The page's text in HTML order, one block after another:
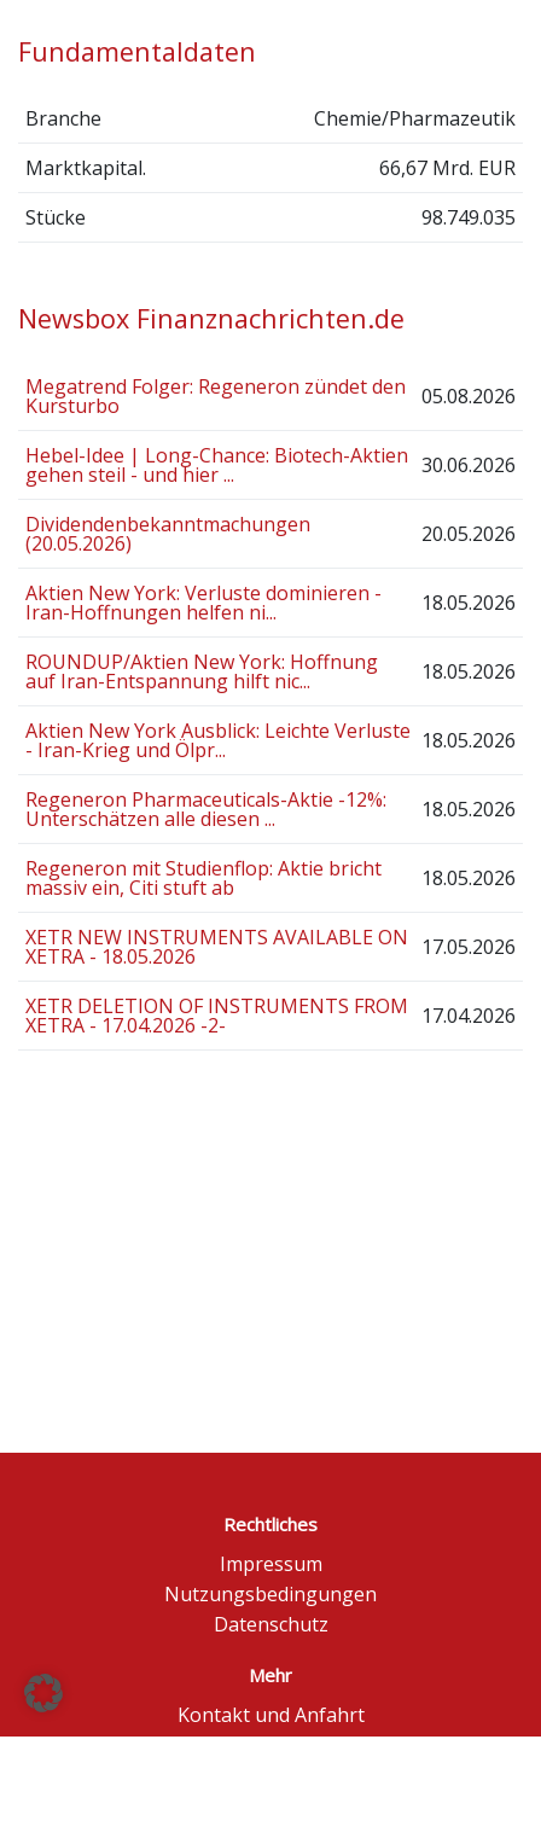
Fundamentaldaten
Branche
Chemie/Pharmazeutik
Marktkapital.
66,67 Mrd. EUR
Stücke
98.749.035
Newsbox Finanznachrichten.de
Megatrend Folger: Regeneron zündet den
Kursturbo 05.08.2026
Hebel-Idee | Long-Chance: Biotech-Aktien
gehen steil - und hier ... 30.06.2026
Dividendenbekanntmachungen
(20.05.2026) 20.05.2026
Aktien New York: Verluste dominieren -
Iran-Hoffnungen helfen ni... 18.05.2026
ROUNDUP/Aktien New York: Hoffnung
auf Iran-Entspannung hilft nic... 18.05.2026
Aktien New York Ausblick: Leichte Verluste
- Iran-Krieg und Ölpr... 18.05.2026
Regeneron Pharmaceuticals-Aktie -12%:
Unterschätzen alle diesen ... 18.05.2026
Regeneron mit Studienflop: Aktie bricht
massiv ein, Citi stuft ab 18.05.2026
XETR NEW INSTRUMENTS AVAILABLE ON
XETRA - 18.05.2026 17.05.2026
XETR DELETION OF INSTRUMENTS FROM
XETRA - 17.04.2026 -2- 17.04.2026
Rechtliches
Impressum
Nutzungsbedingungen
Datenschutz
Mehr
Kontakt und Anfahrt
Börse Düsseldorf